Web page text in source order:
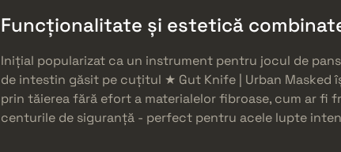
Funcționalitate și estetică
Inițial popularizat ca un instrument pentru jocul de
de intestin găsit pe cuțitul ★ Gut Knife | Urban Masked
prin tăierea fără efort a materialelor fibroase, cum ar fi
centurile de siguranță - perfect pentru acele lupte